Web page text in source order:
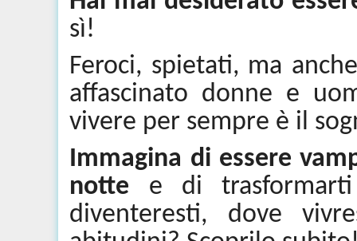
sì!
Feroci, spietati, ma
affascinato donne e
vivere per sempre è il
Immagina di essere
notte e di
diventeresti, dove